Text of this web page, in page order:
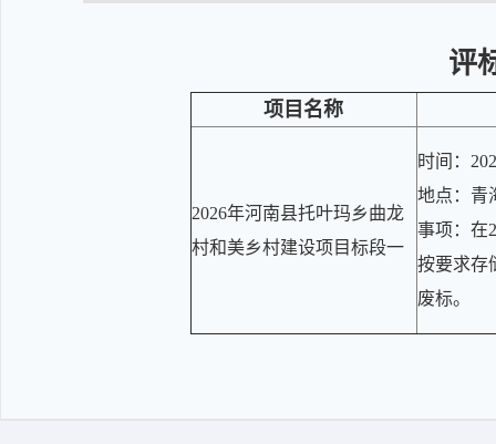
评
项目名称
2026年河南县托叶玛乡曲龙
村和美乡村建设项目标段一
时间：
地点：青
事项：在
按要求存
废标。